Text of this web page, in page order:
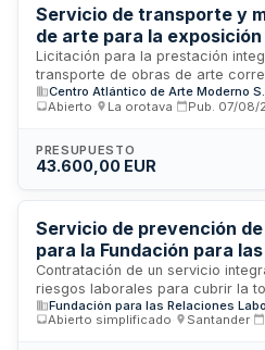
constructoras y servicios
de obras civiles portuarias.
Servicio de transporte y
de arte para la exposición
Centro Atlántico de Arte
Licitación para la prestación
transporte de obras de arte
exposición temporal «Rossy de
servicio abarca manipulación,
trámites aduanales necesarios
domicilios de los prestadores
así como la posterior devolución
de la muestra.
Centro Atlántico de Arte Moderno
Abierto
La orotava Pub. 07/08/
PRESUPUESTO
43.600,00 EUR
Servicio de prevención
para la Fundación para
Laborales de Cantabria
Contratación de un servicio
riesgos laborales para cubrir la
instalaciones y actividades de la
Relaciones Laborales de
Fundación para las Relaciones
Abierto simplificado
Santander